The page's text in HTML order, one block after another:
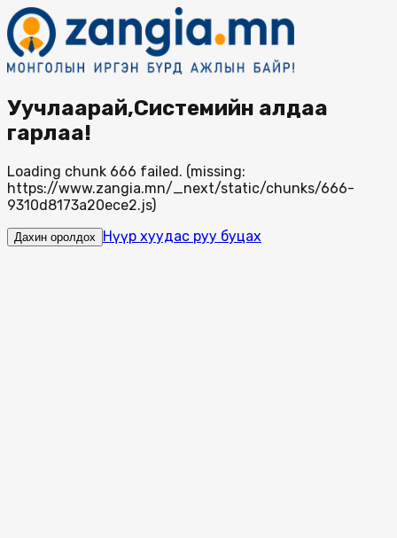
Уучлаарай,Системийн алдаа
гарлаа!
Loading chunk 666 failed. (missing:
https://www.zangia.mn/_next/static/chunks/666-
9310d8173a20ece2.js)
Дахин оролдох Нүүр хуудас руу буцах